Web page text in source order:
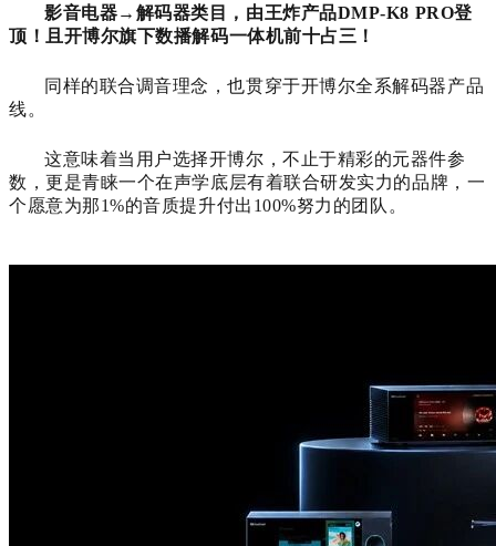
影音电器→解码器类目，由王炸产品DMP-K8 PRO登
顶！且开博尔旗下数播解码一体机前十占三！
同样的联合调音理念，也贯穿于开博尔全系解码器产品
线。
这意味着当用户选择开博尔，不止于精彩的元器件参
数，更是青睐一个在声学底层有着联合研发实力的品牌，一
个愿意为那1%的音质提升付出100%努力的团队。